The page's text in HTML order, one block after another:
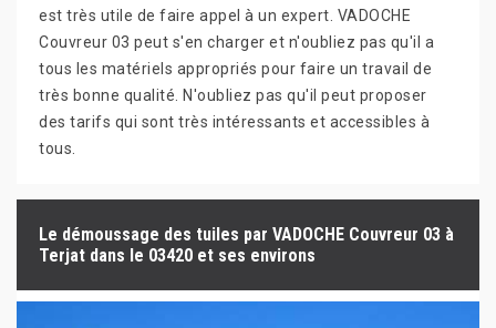
est très utile de faire appel à un expert. VADOCHE
Couvreur 03 peut s'en charger et n'oubliez pas qu'il a
tous les matériels appropriés pour faire un travail de
très bonne qualité. N'oubliez pas qu'il peut proposer
des tarifs qui sont très intéressants et accessibles à
tous.
Le démoussage des tuiles par VADOCHE Couvreur 03 à
Terjat dans le 03420 et ses environs